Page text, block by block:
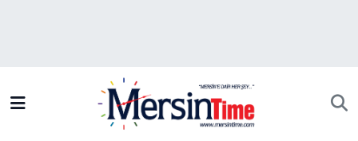
Bilim-Teknoloji
Trafik Durumu